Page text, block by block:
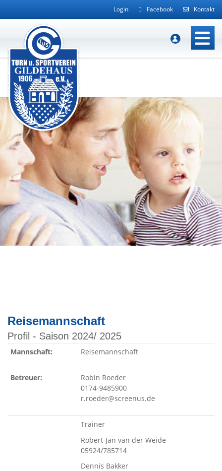
Login Facebook Kontakt
Reisemannschaft
Profil - Saison 2024/ 2025
Mannschaft: Reisemannschaft
Betreuer:
Robin Roeder
0174-9485900
r.roeder@screenus.de
Trainer
Robert-Jan van der Weide
05924/785714
Dennis Bakker